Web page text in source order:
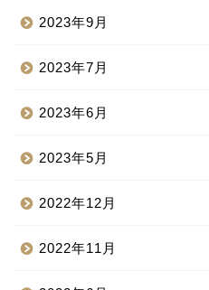
2023年9月
2023年7月
2023年6月
2023年5月
2022年12月
2022年11月